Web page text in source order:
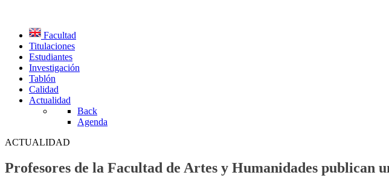
Facultad
Titulaciones
Estudiantes
Investigación
Tablón
Calidad
Actualidad
Back
Agenda
ACTUALIDAD
Profesores de la Facultad de Artes y Humanidades publican